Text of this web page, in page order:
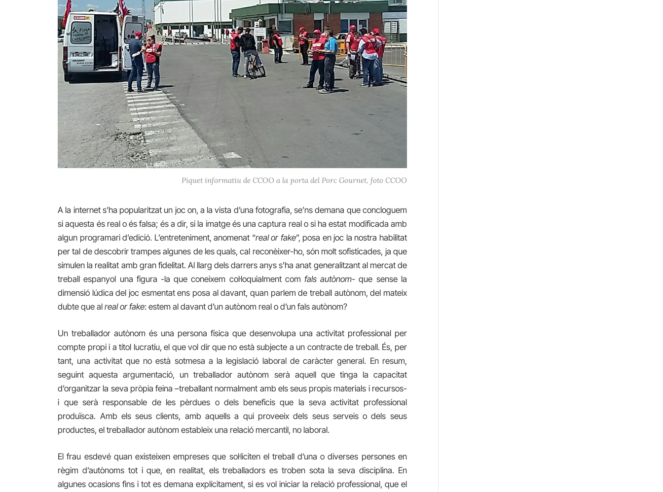
Piquet informatiu de CCOO a la porta del Porc Gournet, foto CCOO
A la internet s’ha popularitzat un joc on, a la vista d’una fotografia, se’ns demana que concloguem
si aquesta és real o és falsa; és a dir, si la imatge és una captura real o si ha estat modificada amb
algun programari d’edició. L’entreteniment, anomenat “real or fake”, posa en joc la nostra habilitat
per tal de descobrir trampes algunes de les quals, cal reconèixer-ho, són molt sofisticades, ja que
simulen la realitat amb gran fidelitat. Al llarg dels darrers anys s’ha anat generalitzantal mercat de
treball espanyol una figura -la que coneixem col·loquialment com fals autònom- que sense la
dimensió lúdica del joc esmentat ens posa al davant, quan parlem de treball autònom, del mateix
dubte que alreal or fake: estem al davant d’un autònom real o d’un fals autònom?
Un treballador autònom és una persona física que desenvolupa una activitat professional per
compte propi i a títol lucratiu, el que vol dir que no està subjecte a un contracte de treball. És, per
tant, una activitat que no està sotmesa a la legislació laboral decaràcter general. En resum,
seguint aquesta argumentació, un treballador autònom serà aquell que tinga la capacitat
d’organitzar la seva pròpia feina –treballant normalment amb els seus propis materials i recursos-
i que serà responsable de les pèrdues o dels beneficis que la seva activitat professional
produïsca. Amb els seus clients, amb aquells a qui proveeix dels seus serveis o dels seus
productes, el treballador autònom estableix una relació mercantil, no laboral.
El frau esdevé quan existeixen empreses que sol·liciten el treball d’una odiverses persones en
règim d’autònoms tot i que, en realitat, els treballadors es troben sota la seva disciplina. En
algunes ocasions fins i tot es demana explícitament, si es vol iniciar la relació professional, que el